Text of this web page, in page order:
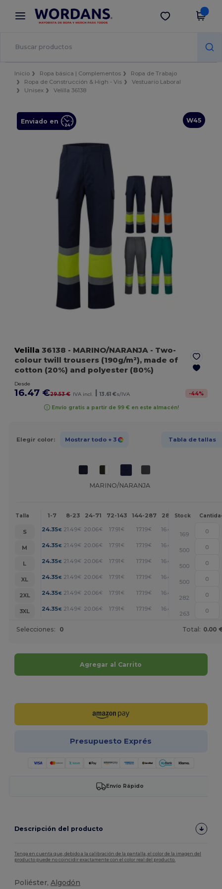
× App de Wordans
¡Mejores precios en app!
Descargar app
Inicio Ropa básica | Complementos
Ropa de Trabajo
Ropa de Construcción & High - Vis
Vestuario Laboral
Unisex
Velilla 36138
W45
Enviado en
Velilla 36138 - MARINO/NARANJA - Two-
colour twill trousers (190g/m²), made of
cotton (20%) and polyester (80%)
Desde
16.47 €29.53 € IVA incl. 13.61 €s/IVA -44%
Envío gratis a partir de 99 € en este almacén!
Elegir color: Mostrar todo + 3 Tabla de tallas
MARINO/NARANJA
Talla 1-7 8-23 24-71 72-143 144-287 288 + Más
Stock
S 24.35€ 21.49€ 20.06€ 17.91€ 17.19€ 16.47 +
169
M
24.35€ 21.49€ 20.06€ 17.91€ 17.19€ 16.47 +
500
L
24.35€ 21.49€ 20.06€ 17.91€ 17.19€ 16.47 +
500
XL
24.35€ 21.49€ 20.06€ 17.91€ 17.19€ 16.47 +
500
2XL
24.35€ 21.49€ 20.06€ 17.91€ 17.19€ 16.47 +
282
3XL
24.35€ 21.49€ 20.06€ 17.91€ 17.19€ 16.47 +
263
Selecciones: 0 Total: 0.00
Agregar al Carrito
Presupuesto Exprés
Envío Rápido
Descripción del producto
Tenga en cuenta que, debido a la calibración de la pantalla, el color de la imagen del
producto puede no coincidir exactamente con el color real del producto.
Poliéster,Algodón